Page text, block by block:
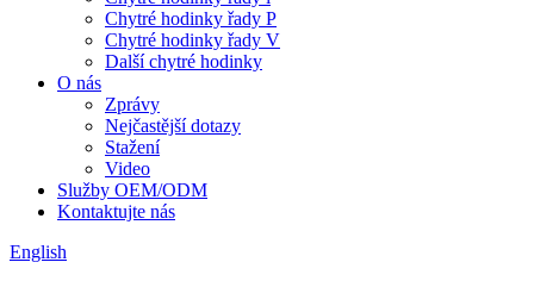
Chytré hodinky řady P
Chytré hodinky řady V
Další chytré hodinky
O nás
Zprávy
Nejčastější dotazy
Stažení
Video
Služby OEM/ODM
Kontaktujte nás
English